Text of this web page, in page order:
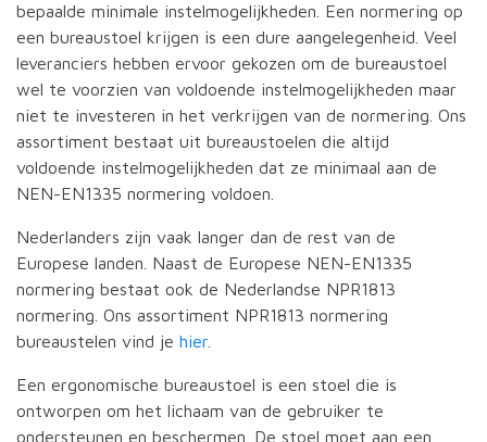
bepaalde minimale instelmogelijkheden. Een normering op
een bureaustoel krijgen is een dure aangelegenheid. Veel
leveranciers hebben ervoor gekozen om de bureaustoel
wel te voorzien van voldoende instelmogelijkheden maar
niet te investeren in het verkrijgen van de normering. Ons
assortiment bestaat uit bureaustoelen die altijd
voldoende instelmogelijkheden dat ze minimaal aan de
NEN-EN1335 normering voldoen.
Nederlanders zijn vaak langer dan de rest van de
Europese landen. Naast de Europese NEN-EN1335
normering bestaat ook de Nederlandse NPR1813
normering. Ons assortiment NPR1813 normering
bureaustelen vind je hier.
Een ergonomische bureaustoel is een stoel die is
ontworpen om het lichaam van de gebruiker te
ondersteunen en beschermen. De stoel moet aan een